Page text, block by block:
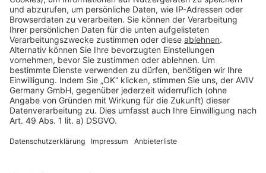
Cookie Einstellungen
Rechtliches
AGB-Übersicht
Datenschutz
Impressum